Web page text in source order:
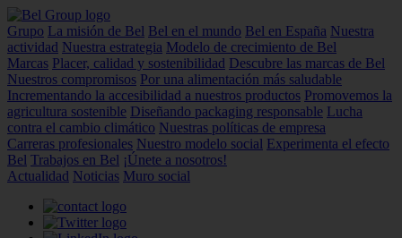
Grupo La misión de Bel Bel en el mundo Bel en España Nuestra
actividad Nuestra estrategia Modelo de crecimiento de Bel
Marcas Placer, calidad y sostenibilidad Descubre las marcas de Bel
Nuestros compromisos Por una alimentación más saludable
Incrementando la accesibilidad a nuestros productos Promovemos la
agricultura sostenible Diseñando packaging responsable Lucha
contra el cambio climático Nuestras políticas de empresa
Carreras profesionales Nuestro modelo social Experimenta el efecto
Bel Trabajos en Bel ¡Únete a nosotros!
Actualidad Noticias Muro social